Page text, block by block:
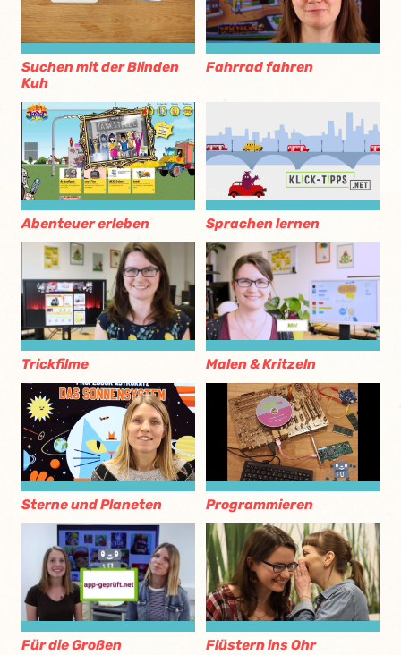
Suchen mit der Blinden
Kuh
Fahrrad fahren
Abenteuer erleben Sprachen lernen
Trickfilme Malen & Kritzeln
Sterne und Planeten Programmieren
Für die Großen Flüstern ins Ohr